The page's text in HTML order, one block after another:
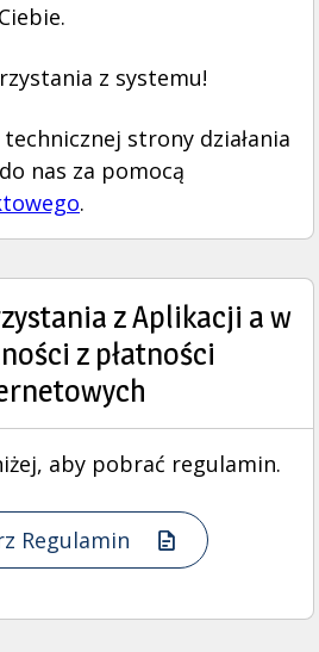
z systemu!
strony działania
nas za pomocą
.
z Aplikacji a w
z płatności
aby pobrać regulamin.
Regulamin